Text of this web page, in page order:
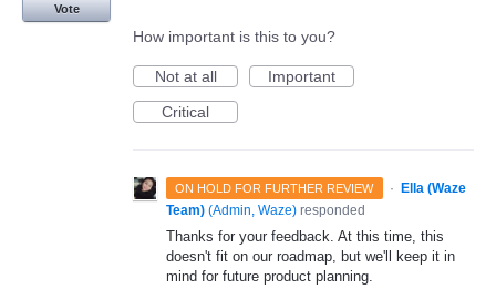
Vote
How important is this to you?
Not at all
Important
Critical
ON HOLD FOR FURTHER REVIEW ·
Ella (Waze
Team) (Admin, Waze) responded
Thanks for your feedback. At this time, this
doesn't fit on our roadmap, but we'll keep it in
mind for future product planning.